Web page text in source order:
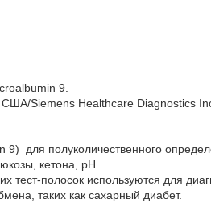
9.
Siemens Healthcare Diagnostics
9) для полуколичественного
кетона, pH.
тест-полосок используются для
таких как сахарный диабет.